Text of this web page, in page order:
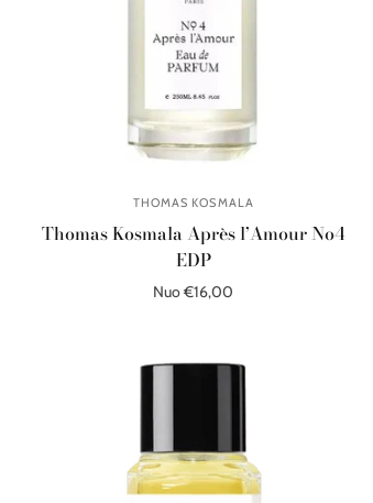
THOMAS KOSMALA
Thomas Kosmala Après l’Amour No4
EDP
Nuo €16,00